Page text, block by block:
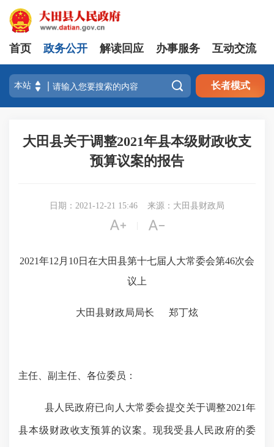
首页 政务公开 解读回应 办事服务 互动交流
 长者模式
大田县关于调整2021年县本级财政收支
预算议案的报告
日期：2021-12-21 15:46 来源：大田县财政局
 
2021年12月 10日在大田县第十七届人大常委会第46次会
议上
大田县财政局局长 郑丁炫
主任、副主任、各位委员：
县人民政府已向人大常委会提交关于调整2021年
县本级财政收支预算的议案。现我受县人民政府的委